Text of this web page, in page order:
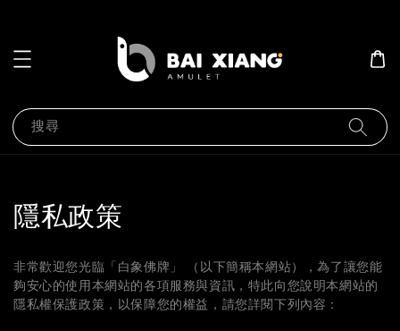
搜尋
隱私政策
非常歡迎您光臨「白象佛牌」 （以下簡稱本網站），為了讓您能
夠安心的使用本網站的各項服務與資訊，特此向您說明本網站的
隱私權保護政策，以保障您的權益，請您詳閱下列內容：